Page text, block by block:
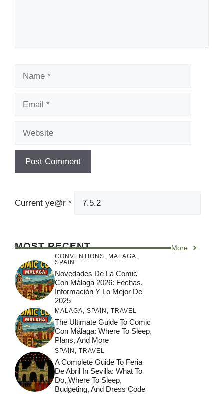
Current ye@r *
MOST RECENT More
CONVENTIONS MALAGA
SPAIN
Novedades De La Comic
Con Málaga 2026: Fechas,
Información Y Lo Mejor De
2025
MALAGA, SPAIN , TRAVEL
The Ultimate Guide To Comic
Con Málaga: Where To Sleep,
Plans, And More
SPAIN TRAVEL
A Complete Guide To Feria
De Abril In Sevilla: What To
Do, Where To Sleep,
Budgeting, And Dress Code